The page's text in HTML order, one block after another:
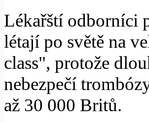
Lékařští odborníci
létají po světě na
class", protože
nebezpečí
až 30 000 Britů.